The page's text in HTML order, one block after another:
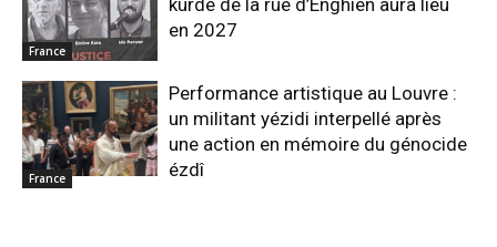
France
en 2027
France
Performance artistique au Louvre :
un militant yézidi interpellé après
une action en mémoire du génocide
ézdî